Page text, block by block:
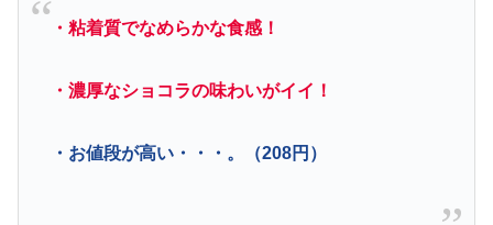
・粘着質でなめらかな食感！
・濃厚なショコラの味わいがイイ！
・お値段が高い・・・。（208円）